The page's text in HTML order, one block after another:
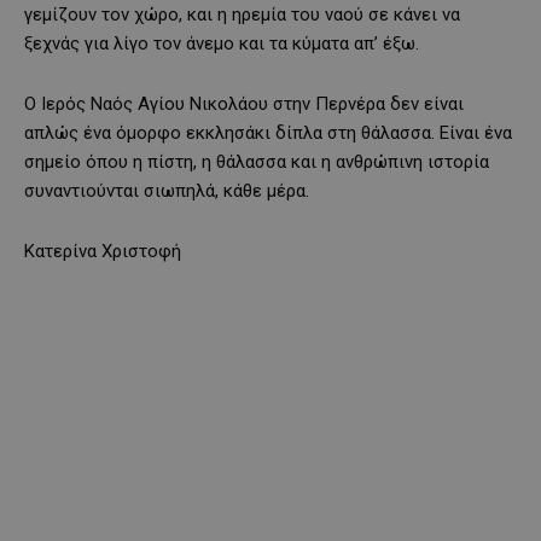
γεμίζουν τον χώρο, και η ηρεμία του ναού σε κάνει να
ξεχνάς για λίγο τον άνεμο και τα κύματα απ’ έξω.
Ο Ιερός Ναός Αγίου Νικολάου στην Περνέρα δεν είναι
απλώς ένα όμορφο εκκλησάκι δίπλα στη θάλασσα. Είναι ένα
σημείο όπου η πίστη, η θάλασσα και η ανθρώπινη ιστορία
συναντιούνται σιωπηλά, κάθε μέρα.
Κατερίνα Χριστοφή